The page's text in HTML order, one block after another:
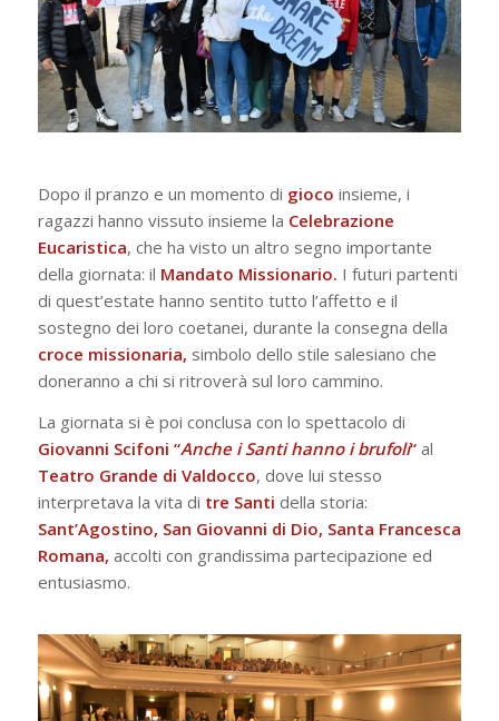
Dopo il pranzo e un momento di gioco insieme, i
ragazzi hanno vissuto insieme la Celebrazione
Eucaristica, che ha visto un altro segno importante
della giornata: il Mandato Missionario. I futuri partenti
di quest’estate hanno sentito tutto l’affetto e il
sostegno dei loro coetanei, durante la consegna della
croce missionaria, simbolo dello stile salesiano che
doneranno a chi si ritroverà sul loro cammino.
La giornata si è poi conclusa con lo spettacolo di
Giovanni Scifoni “Anche i Santi hanno i brufoli“al
Teatro Grande di Valdocco, dove lui stesso
interpretava la vita di tre Santi della storia:
Sant’Agostino, San Giovanni di Dio, Santa Francesca
Romana, accolti con grandissima partecipazione ed
entusiasmo.